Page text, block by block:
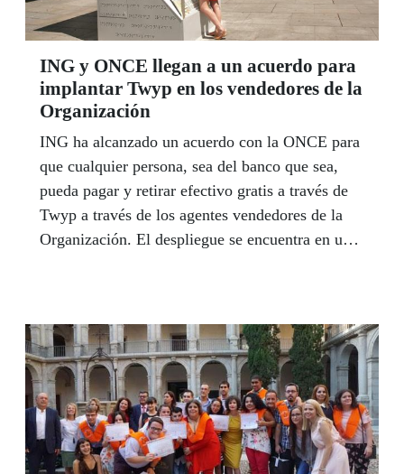
ING y ONCE llegan a un acuerdo para
implantar Twyp en los vendedores de la
Organización
ING ha alcanzado un acuerdo con la ONCE para
que cualquier persona, sea del banco que sea,
pueda pagar y retirar efectivo gratis a través de
Twyp a través de los agentes vendedores de la
Organización. El despliegue se encuentra en una